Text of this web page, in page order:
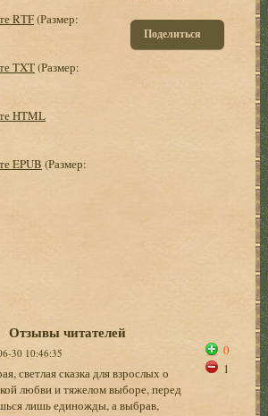
RTF(Размер:
TXT(Размер:
HTML
EPUB (Размер:
Поделиться
Отзывы читателей
30 10:46:35
светлая сказка для взрослых о
любви и тяжелом выборе, перед
лишь единожды, а выбрав,
0
1